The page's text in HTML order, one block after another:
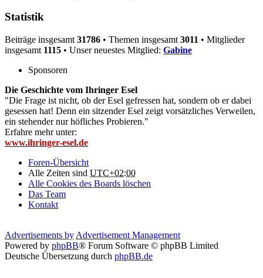
Statistik
Beiträge insgesamt 31786 • Themen insgesamt 3011 • Mitglieder
insgesamt 1115 • Unser neuestes Mitglied: Gabine
Sponsoren
Die Geschichte vom Ihringer Esel
"Die Frage ist nicht, ob der Esel gefressen hat, sondern ob er dabei
gesessen hat! Denn ein sitzender Esel zeigt vorsätzliches Verweilen,
ein stehender nur höfliches Probieren."
Erfahre mehr unter:
www.ihringer-esel.de
Foren-Übersicht
Alle Zeiten sind UTC+02:00
Alle Cookies des Boards löschen
Das Team
Kontakt
Advertisements by Advertisement Management
Powered by phpBB® Forum Software © phpBB Limited
Deutsche Übersetzung durch phpBB.de